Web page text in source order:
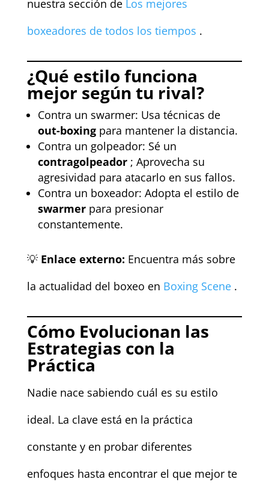
nuestra sección deLos mejores
boxeadores de todos los tiempos .
¿Qué estilo funciona
mejor según tu rival?
Contra un swarmer: Usa técnicas de
out-boxingpara mantener la distancia.
Contra un golpeador: Sé un
contragolpeador; Aprovecha su
agresividad para atacarlo en sus fallos.
Contra un boxeador: Adopta el estilo de
swarmerpara presionar
constantemente.
💡 Enlace externo: Encuentra más sobre
la actualidad del boxeo en Boxing Scene.
Cómo Evolucionan las
Estrategias con la
Práctica
Nadie nace sabiendo cuál es su estilo
ideal. La clave está en la práctica
constante y en probar diferentes
enfoques hasta encontrar el que mejor te